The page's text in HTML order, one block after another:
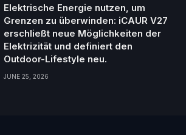
Elektrische Energie nutzen, um
Grenzen zu überwinden: iCAUR V27
erschließt neue Möglichkeiten der
Elektrizität und definiert den
Outdoor-Lifestyle neu.
JUNE 25, 2026